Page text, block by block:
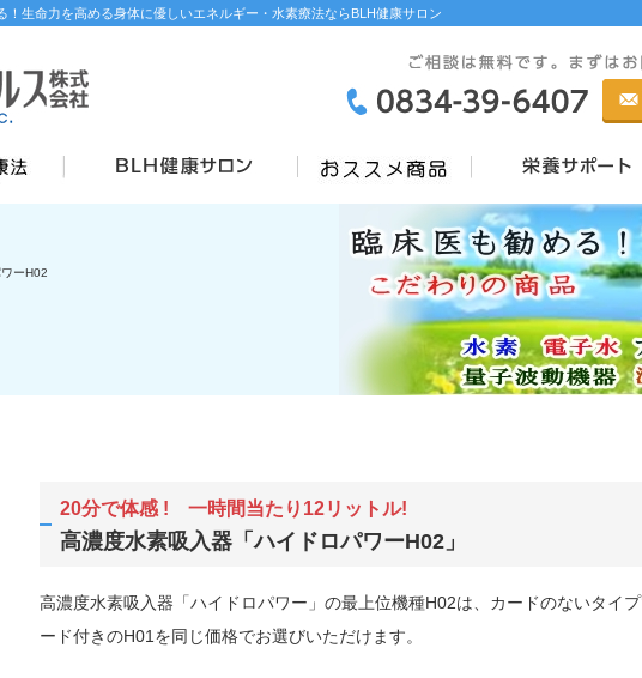
生命力を高める身体に優しいエネルギー・水素療法ならBLH健康サロン
ーH02
20分で体感 ! 一時間当たり12リットル!
高濃度水素吸入器「ハイドロパワーH02」
高濃度水素吸入器「ハイドロパワー」の最上位機種H02は、カードのないタイ
ード付きのH01を同じ価格でお選びいただけます。